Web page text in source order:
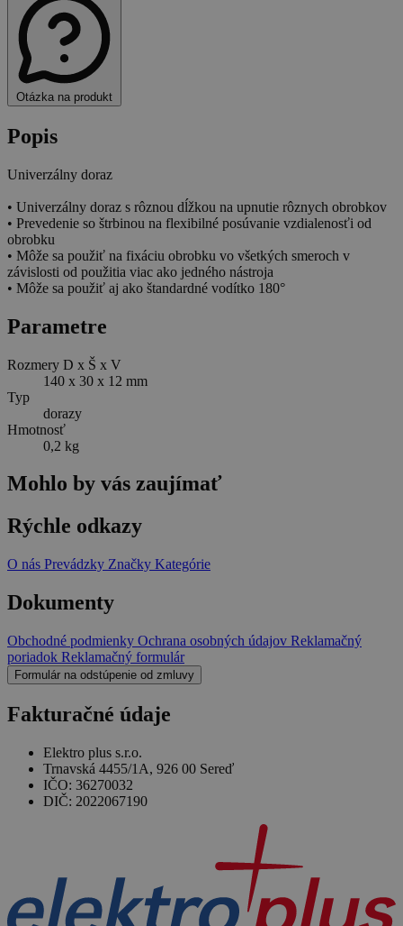
Otázka na produkt
Popis
Univerzálny doraz
• Univerzálny doraz s rôznou dĺžkou na upnutie rôznych obrobkov
• Prevedenie so štrbinou na flexibilné posúvanie vzdialenosťi od
obrobku
• Môže sa použiť na fixáciu obrobku vo všetkých smeroch v
závislosti od použitia viac ako jedného nástroja
• Môže sa použiť aj ako štandardné vodítko 180°
Parametre
Rozmery D x Š x V
140 x 30 x 12 mm
Typ
dorazy
Hmotnosť
0,2 kg
Mohlo by vás zaujímať
Rýchle odkazy
O nás Prevádzky Značky Kategórie
Dokumenty
Obchodné podmienky Ochrana osobných údajov Reklamačný
poriadok Reklamačný formulár
Formulár na odstúpenie od zmluvy
Fakturačné údaje
Elektro plus s.r.o.
Trnavská 4455/1A, 926 00 Sereď
IČO: 36270032
DIČ: 2022067190